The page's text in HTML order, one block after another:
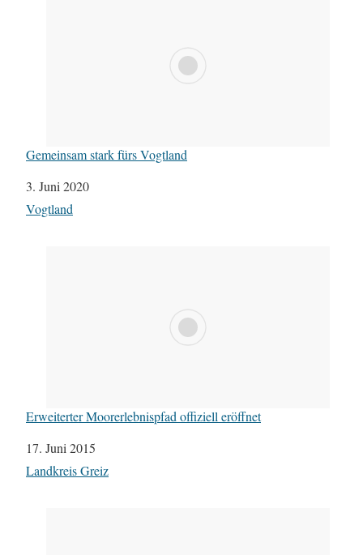
Gemeinsam stark fürs Vogtland
Datum
3. Juni 2020
In Bezug auf
Vogtland
Erweiterter Moorerlebnispfad offiziell eröffnet
Datum
17. Juni 2015
In Bezug auf
Landkreis Greiz